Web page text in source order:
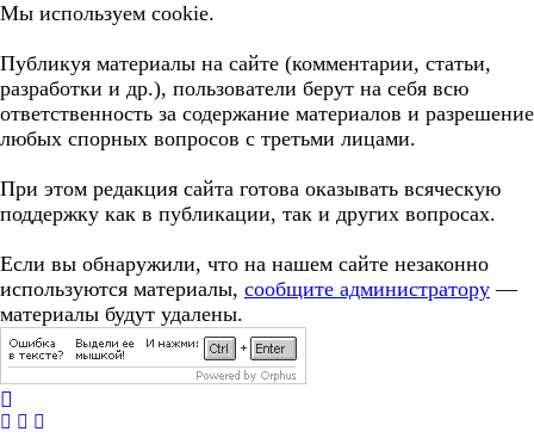
Мы используем cookie.
Публикуя материалы на сайте (комментарии, статьи,
разработки и др.), пользователи берут на себя всю
ответственность за содержание материалов и разрешение
любых спорных вопросов с третьми лицами.
При этом редакция сайта готова оказывать всяческую
поддержку как в публикации, так и других вопросах.
Если вы обнаружили, что на нашем сайте незаконно
используются материалы, сообщите администратору —
материалы будут удалены.